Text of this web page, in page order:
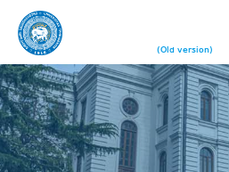
(Old version)